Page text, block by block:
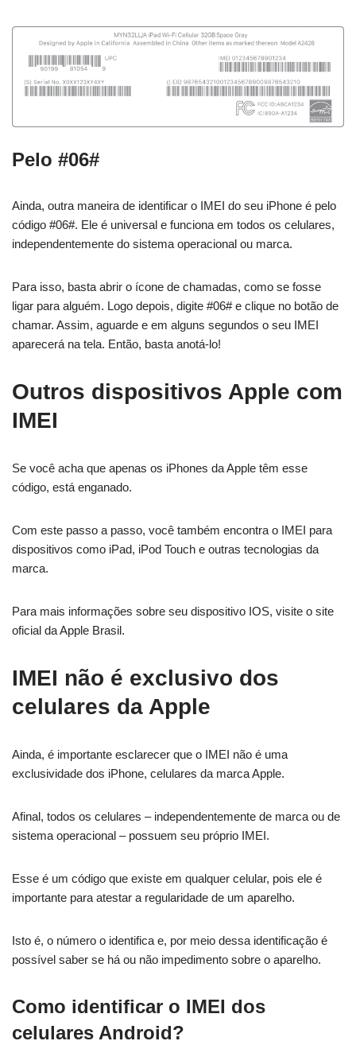
Pelo #06#
Ainda, outra maneira de identificar o IMEI do seu iPhone é pelo
código #06#. Ele é universal e funciona em todos os celulares,
independentemente do sistema operacional ou marca.
Para isso, basta abrir o ícone de chamadas, como se fosse
ligar para alguém. Logo depois, digite #06# e clique no botão de
chamar. Assim, aguarde e em alguns segundos o seu IMEI
aparecerá na tela. Então, basta anotá-lo!
Outros dispositivos Apple com
IMEI
Se você acha que apenas os iPhones da Apple têm esse
código, está enganado.
Com este passo a passo, você também encontra o IMEI para
dispositivos como iPad, iPod Touch e outras tecnologias da
marca.
Para mais informações sobre seu dispositivo IOS, visite o site
oficial da Apple Brasil.
IMEI não é exclusivo dos
celulares da Apple
Ainda, é importante esclarecer que o IMEI não é uma
exclusividade dos iPhone, celulares da marca Apple.
Afinal, todos os celulares – independentemente de marca ou de
sistema operacional – possuem seu próprio IMEI.
Esse é um código que existe em qualquer celular, pois ele é
importante para atestar a regularidade de um aparelho.
Isto é, o número o identifica e, por meio dessa identificação é
possível saber se há ou não impedimento sobre o aparelho.
Como identificar o IMEI dos
celulares Android?